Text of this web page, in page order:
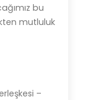
bu
mutluluk
–